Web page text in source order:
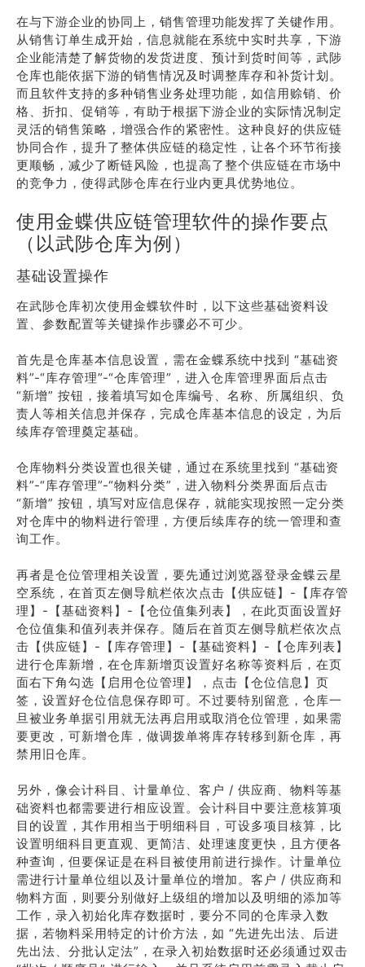
在与下游企业的协同上，销售管理功能发挥了关键作用。
从销售订单生成开始，信息就能在系统中实时共享，下游
企业能清楚了解货物的发货进度、预计到货时间等，武陟
仓库也能依据下游的销售情况及时调整库存和补货计划。
而且软件支持的多种销售业务处理功能，如信用赊销、价
格、折扣、促销等，有助于根据下游企业的实际情况制定
灵活的销售策略，增强合作的紧密性。这种良好的供应链
协同合作，提升了整体供应链的稳定性，让各个环节衔接
更顺畅，减少了断链风险，也提高了整个供应链在市场中
的竞争力，使得武陟仓库在行业内更具优势地位。
使用金蝶供应链管理软件的操作要点
（以武陟仓库为例）
基础设置操作
在武陟仓库初次使用金蝶软件时，以下这些基础资料设
置、参数配置等关键操作步骤必不可少。
首先是仓库基本信息设置，需在金蝶系统中找到 “基础资
料”-“库存管理”-“仓库管理”，进入仓库管理界面后点击
“新增” 按钮，接着填写如仓库编号、名称、所属组织、负
责人等相关信息并保存，完成仓库基本信息的设定，为后
续库存管理奠定基础。
仓库物料分类设置也很关键，通过在系统里找到 “基础资
料”-“库存管理”-“物料分类”，进入物料分类界面后点击
“新增” 按钮，填写对应信息保存，就能实现按照一定分类
对仓库中的物料进行管理，方便后续库存的统一管理和查
询工作。
再者是仓位管理相关设置，要先通过浏览器登录金蝶云星
空系统，在首页左侧导航栏依次点击【供应链】-【库存管
理】-【基础资料】-【仓位值集列表】，在此页面设置好
仓位值集和值列表并保存。随后在首页左侧导航栏依次点
击【供应链】-【库存管理】-【基础资料】-【仓库列表】
进行仓库新增，在仓库新增页设置好名称等资料后，在页
面右下角勾选【启用仓位管理】，点击【仓位信息】页
签，设置好仓位信息保存即可。不过要特别留意，仓库一
旦被业务单据引用就无法再启用或取消仓位管理，如果需
要更改，可新增仓库，做调拨单将库存转移到新仓库，再
禁用旧仓库。
另外，像会计科目、计量单位、客户 / 供应商、物料等基
础资料也都需要进行相应设置。会计科目中要注意核算项
目的设置，其作用相当于明细科目，可设多项目核算，比
设置明细科目更直观、更简洁、处理速度更快，且方便各
种查询，但要保证是在科目被使用前进行操作。计量单位
需进行计量单位组以及计量单位的增加。客户 / 供应商和
物料方面，则要分别做好上级组的增加以及明细的添加等
工作，录入初始化库存数据时，要分不同的仓库录入数
据，若物料采用特定的计价方法，如 “先进先出法、后进
先出法、分批认定法”，在录入初始数据时还必须通过双击